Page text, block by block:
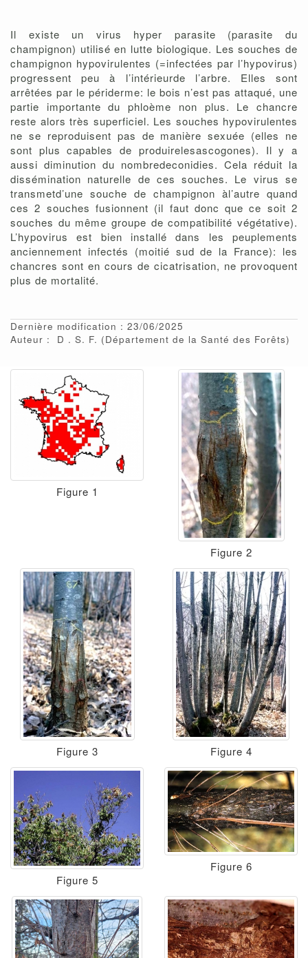
Il existe un virus hyper parasite (parasite du
champignon) utilisé en lutte biologique. Les souches de
champignon hypovirulentes (=infectées par l’hypovirus)
progressent peu à l’intérieurde l’arbre. Elles sont
arrêtées par le périderme: le bois n’est pas attaqué, une
partie importante du phloème non plus. Le chancre
reste alors très superficiel. Les souches hypovirulentes
ne se reproduisent pas de manière sexuée (elles ne
sont plus capables de produirelesascogones). Il y a
aussi diminution du nombredeconidies. Cela réduit la
dissémination naturelle de ces souches. Le virus se
transmetd’une souche de champignon àl’autre quand
ces 2 souches fusionnent (il faut donc que ce soit 2
souches du même groupe de compatibilité végétative).
L’hypovirus est bien installé dans les peuplements
anciennement infectés (moitié sud de la France): les
chancres sont en cours de cicatrisation, ne provoquent
plus de mortalité.
Dernière modification : 23/06/2025
Auteur :
D S. F. (Département de la Santé des Forêts)
Figure 1
Figure 2
Figure 3 Figure 4
Figure 5
Figure 6